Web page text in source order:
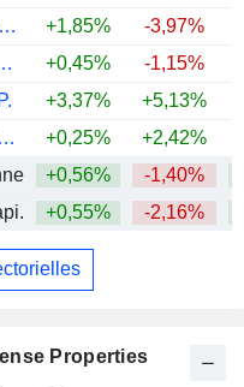
Properties
KILROY REALTY CORPORATION
+1,85% -3,97%
SOCIMI, S.A.
+0,45% -1,15%
+3,37% +5,13%
BAGMANE PRIME OFFICE REIT
+0,25%
+2,42%
+0,56% -1,40%
+0,55% -2,16%